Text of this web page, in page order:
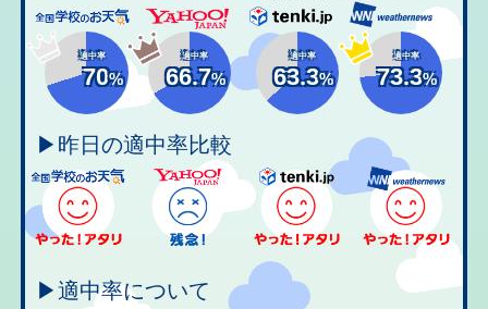
適中率
70%
適中率
66.7%
適中率
63.3%
適中率
73.3%
▶昨日の適中率比較
▶適中率について